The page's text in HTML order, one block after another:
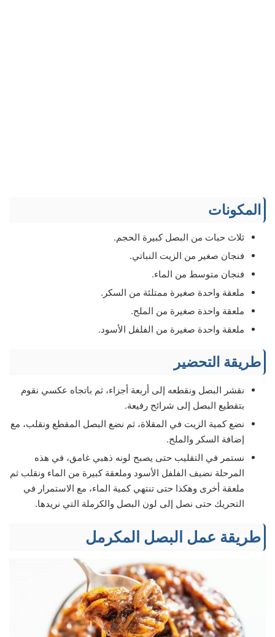
المكونات
ثلاث حبات من البصل كبيرة الحجم.
فنجان صغير من الزيت النباتي.
فنجان متوسط من الماء.
ملعقة واحدة صغيرة ممتلئة من السكر.
ملعقة واحدة صغيرة من الملح.
ملعقة واحدة صغيرة من الفلفل الأسود.
طريقة التحضير
نقشر البصل ونقطعه إلى أربعة أجزاء، ثم باتجاه عكسي نقوم
بتقطيع البصل إلى شرائح رفيعة.
نضع كمية الزيت في المقلاة، ثم نضع البصل المقطع ونقلب، مع
إضافة السكر والملح.
نستمر في التقليب حتى يصبح لونه ذهبي غامق، في هذه
المرحلة نضيف الفلفل الأسود وملعقة كبيرة من الماء ونقلب ثم
ملعقة أخرى وهكذا حتى تنتهي كمية الماء، مع الاستمرار في
التحريك حتى نصل إلى لون البصل والكرملة التي نريدها.
طريقة عمل البصل المكرمل